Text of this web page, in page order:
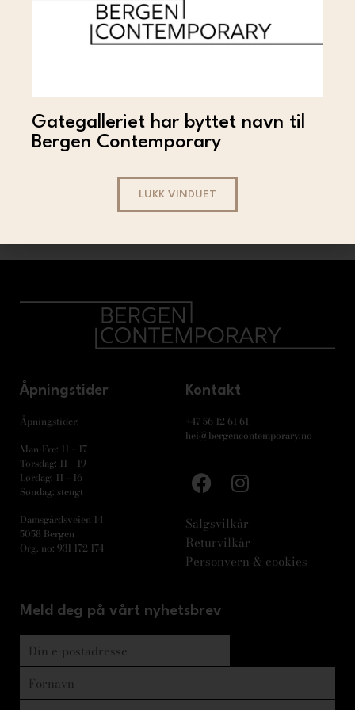
IPØNK
Åpningstider
Åpningstider:
Man-Fre: 11 – 17
Torsdag: 11 – 19
Lørdag: 11 – 16
Søndag: stengt
Damsgårdsveien 14
5058 Bergen
Org. no: 931 172 174
Kontakt
+47 56 12 61 61
hei@bergencontemporary.no
Salgsvilkår
Returvilkår
Personvern & cookies
Meld deg på vårt nyhetsbrev
Gategalleriet har byttet navn til
Bergen Contemporary
LUKK VINDUET